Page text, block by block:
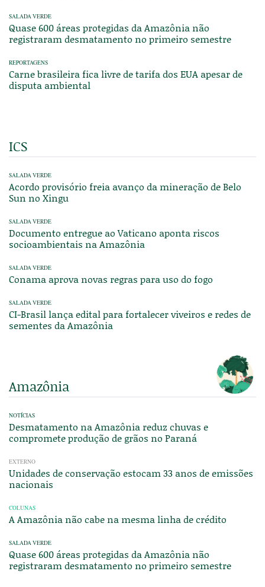
SALADA VERDE
Quase 600 áreas protegidas da Amazônia não
registraram desmatamento no primeiro semestre
REPORTAGENS
Carne brasileira fica livre de tarifa dos EUA apesar de
disputa ambiental
ICS
SALADA VERDE
Acordo provisório freia avanço da mineração de Belo
Sun no Xingu
SALADA VERDE
Documento entregue ao Vaticano aponta riscos
socioambientais na Amazônia
SALADA VERDE
Conama aprova novas regras para uso do fogo
SALADA VERDE
CI-Brasil lança edital para fortalecer viveiros e redes de
sementes da Amazônia
Amazônia
NOTÍCIAS
Desmatamento na Amazônia reduz chuvas e
compromete produção de grãos no Paraná
EXTERNO
Unidades de conservação estocam 33 anos de emissões
nacionais
COLUNAS
A Amazônia não cabe na mesma linha de crédito
SALADA VERDE
Quase 600 áreas protegidas da Amazônia não
registraram desmatamento no primeiro semestre